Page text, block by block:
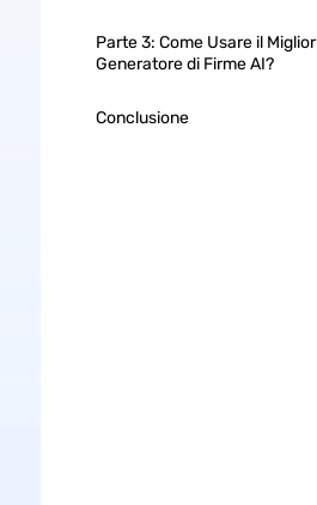
Parte 3: Come Usare il Miglior
Generatore di Firme AI?
Conclusione